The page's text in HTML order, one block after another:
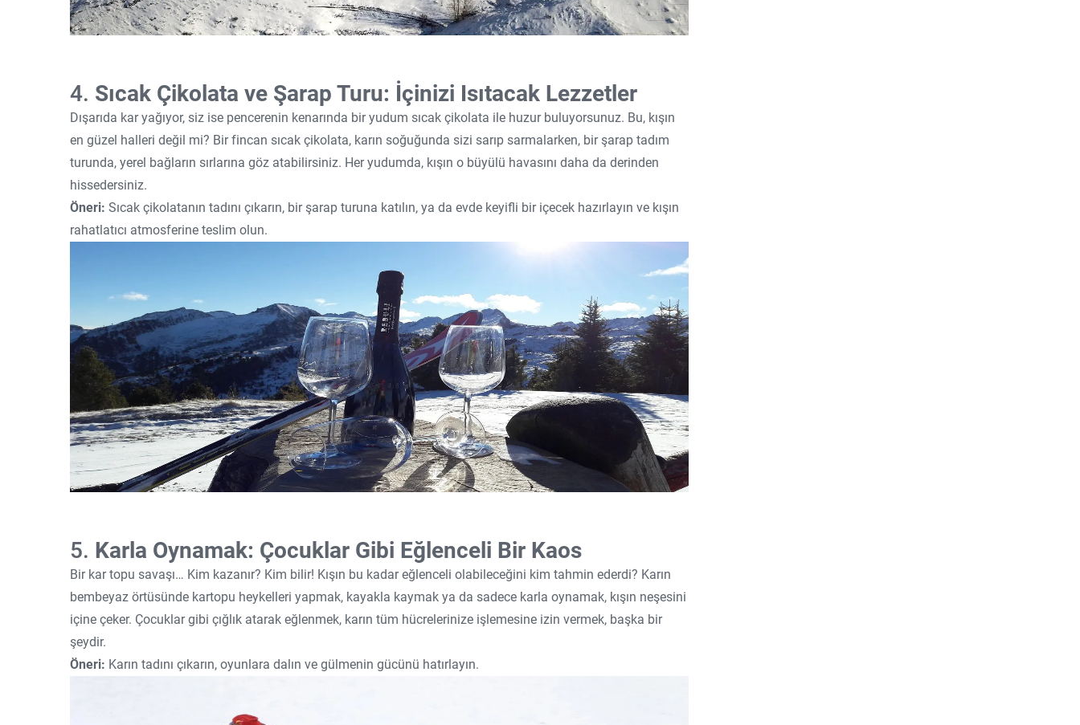
4. Sıcak Çikolata ve Şarap Turu: İçinizi Isıtacak Lezzetler
Dışarıda kar yağıyor, siz ise pencerenin kenarında bir yudum sıcak çikolata ile huzur buluyorsunuz. Bu, kışın
en güzel halleri değil mi? Bir fincan sıcak çikolata, karın soğuğunda sizi sarıp sarmalarken, bir şarap tadım
turunda, yerel bağların sırlarına göz atabilirsiniz. Her yudumda, kışın o büyülü havasını daha da derinden
hissedersiniz.
Öneri: Sıcak çikolatanın tadını çıkarın, bir şarap turuna katılın, ya da evde keyifli bir içecek hazırlayın ve kışın
rahatlatıcı atmosferine teslim olun.
5. Karla Oynamak: Çocuklar Gibi Eğlenceli Bir Kaos
Bir kar topu savaşı… Kim kazanır? Kim bilir! Kışın bu kadar eğlenceli olabileceğini kim tahmin ederdi? Karın
bembeyaz örtüsünde kartopu heykelleri yapmak, kayakla kaymak ya da sadece karla oynamak, kışın neşesini
içine çeker. Çocuklar gibi çığlık atarak eğlenmek, karın tüm hücrelerinize işlemesine izin vermek, başka bir
şeydir.
Öneri: Karın tadını çıkarın, oyunlara dalın ve gülmenin gücünü hatırlayın.